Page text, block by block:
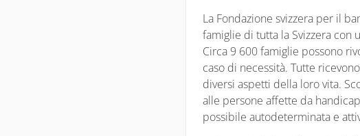
La Fondazione svizzera per il
famiglie di tutta la Svizzera
Circa 9 600 famiglie possono
caso di necessità. Tutte
diversi aspetti della loro vita.
alle persone affette da
possibile autodeterminata e